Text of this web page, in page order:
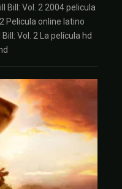
Bill: Vol. 2 2004 pelicula
Pelicula online latino
Vol. 2 La película hd